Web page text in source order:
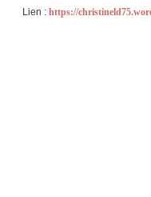
Lien : https://